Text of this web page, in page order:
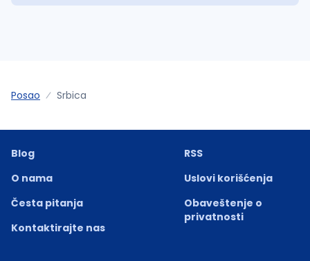
Posao Srbica
Blog
O nama
Česta pitanja
Kontaktirajte nas
RSS
Uslovi korišćenja
Obaveštenje o
privatnosti